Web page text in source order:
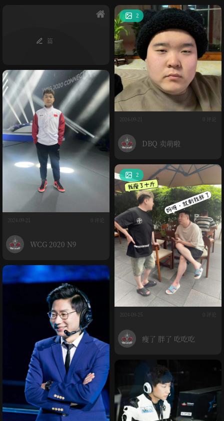
篇
2
2024-09-21 0 评论
DBQ 卖萌啦
2024-09-21 0 评论
WCG 2020 N9
2
2024-09-25 0 评论
瘦了 胖了 吃吃吃